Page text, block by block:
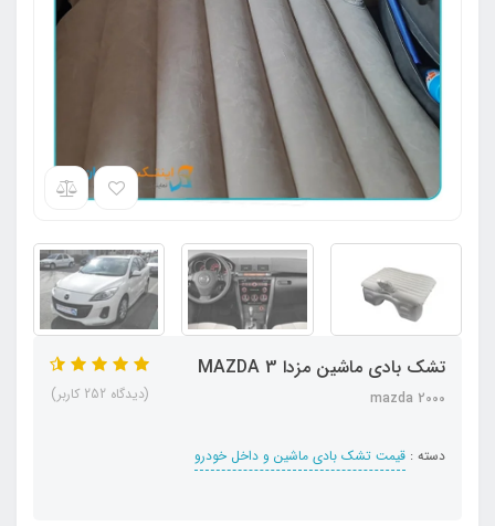
تشک بادی ماشین مزدا 3 MAZDA
mazda 2000
دسته : قیمت تشک بادی ماشین و داخل خودرو
(دیدگاه 252 کاربر)